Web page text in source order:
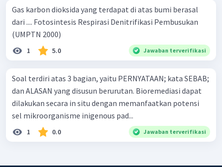
Gas karbon dioksida yang terdapat di atas bumi berasal
dari .... Fotosintesis Respirasi Denitrifikasi Pembusukan
(UMPTN 2000)
1 5.0 Jawaban terverifikasi
Soal terdiri atas 3 bagian, yaitu PERNYATAAN; kata SEBAB;
dan ALASAN yang disusun berurutan. Bioremediasi dapat
dilakukan secara in situ dengan memanfaatkan potensi
sel mikroorganisme inigenous pad...
1 0.0 Jawaban terverifikasi